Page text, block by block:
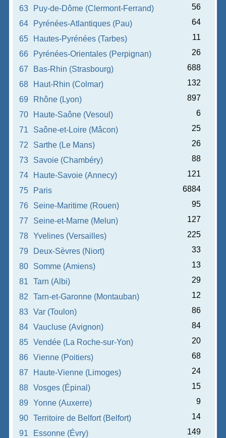
63
Puy-de-Dôme (Clermont-Ferrand)
56
64
Pyrénées-Atlantiques (Pau)
64
65
Hautes-Pyrénées (Tarbes)
11
66
Pyrénées-Orientales (Perpignan)
26
67
Bas-Rhin (Strasbourg)
688
68
Haut-Rhin (Colmar)
132
69
Rhône (Lyon)
897
70
Haute-Saône (Vesoul)
6
71
Saône-et-Loire (Mâcon)
25
72
Sarthe (Le Mans)
26
73
Savoie (Chambéry)
88
74
Haute-Savoie (Annecy)
121
75
Paris
6884
76
Seine-Maritime (Rouen)
95
77
Seine-et-Marne (Melun)
127
78
Yvelines (Versailles)
225
79
Deux-Sèvres (Niort)
33
80
Somme (Amiens)
13
81
Tarn (Albi)
29
82
Tarn-et-Garonne (Montauban)
12
83
Var (Toulon)
86
84
Vaucluse (Avignon)
84
85
Vendée (La Roche-sur-Yon)
20
86
Vienne (Poitiers)
68
87
Haute-Vienne (Limoges)
24
88
Vosges (Épinal)
15
89
Yonne (Auxerre)
9
90
Territoire de Belfort (Belfort)
14
91
Essonne (Évry)
149